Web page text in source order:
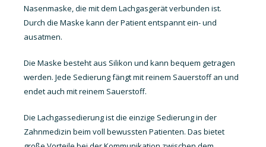
Nasenmaske, die mit dem Lachgasgerät verbunden ist.
Durch die Maske kann der Patient entspannt ein- und
ausatmen.
Die Maske besteht aus Silikon und kann bequem getragen
werden. Jede Sedierung fängt mit reinem Sauerstoff an und
endet auch mit reinem Sauerstoff.
Die Lachgassedierung ist die einzige Sedierung in der
Zahnmedizin beim voll bewussten Patienten. Das bietet